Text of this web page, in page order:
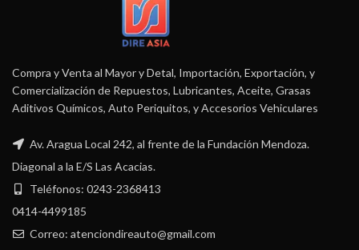
Compra y Venta al Mayor y Detal, Importación, Exportación, y
Comercialización de Repuestos, Lubricantes, Aceite, Grasas
Aditivos Químicos, Auto Periquitos, y Accesorios Vehiculares
Av. Aragua Local 242, al frente de la Fundación Mendoza.
Diagonal a la E/S Las Acacias.
Teléfonos: 0243-2368413
0414-4499185
Correo: atenciondireauto@gmail.com